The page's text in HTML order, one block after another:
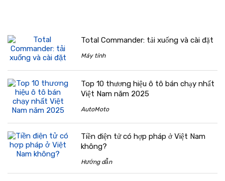
Total Commander: tải xuống và cài đặt
Máy tính
Top 10 thương hiệu ô tô bán chạy nhất
Việt Nam năm 2025
AutoMoto
Tiền điện tử có hợp pháp ở Việt Nam
không?
Hướng dẫn